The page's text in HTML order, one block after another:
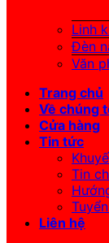
Linh
Đèn
Văn
Trang chủ
Về chúng
Cửa hàng
Tin tức
Tin
Liên hệ